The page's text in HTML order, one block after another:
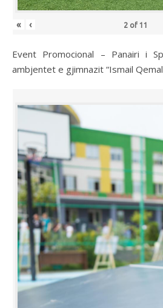
« ‹ 2 of 11
Event Promocional – Panairi i
ambjentet e gjimnazit “Ismail